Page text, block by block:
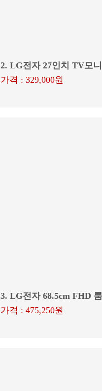
2. LG전자 27인치 TV모
가격 : 329,000원
3. LG전자 68.5cm FHD
가격 : 475,250원